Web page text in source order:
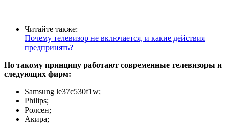
Читайте также:
Почему телевизор не включается, и какие действия
предпринять?
По такому принципу работают современные телевизоры и
следующих фирм:
Samsung le37c530f1w;
Philips;
Ролсен;
Акира;